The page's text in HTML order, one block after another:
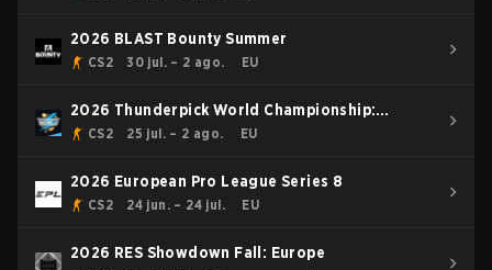
2026 BLAST Bounty Summer
CS2 30 jul. – 2 ago. EU
2026 Thunderpick World Championship:
European Series #2
CS2 25 jul. – 2 ago. EU
2026 European Pro League Series 8
CS2 24 jun. – 24 jul. EU
2026 RES Showdown Fall: Europe